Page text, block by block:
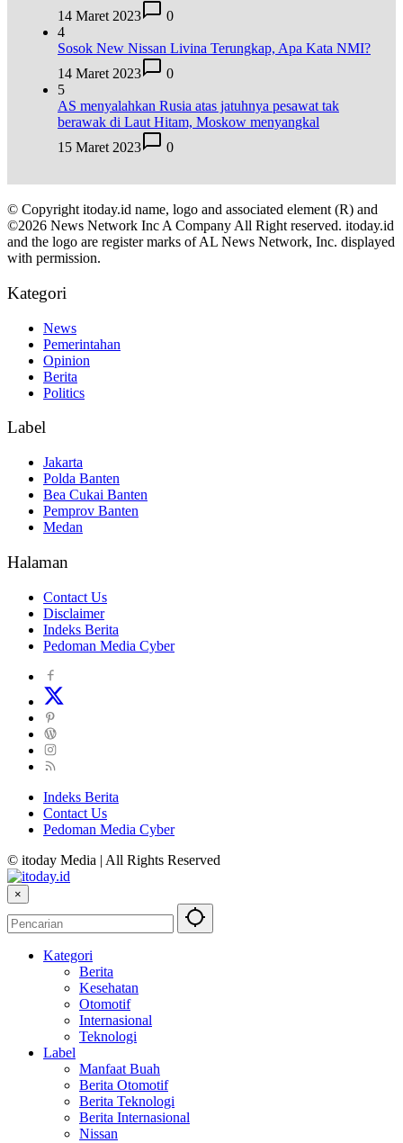
14 Maret 2023
0
4
Sosok New Nissan Livina Terungkap, Apa Kata NMI?
14 Maret 2023
0
5
AS menyalahkan Rusia atas jatuhnya pesawat tak
berawak di Laut Hitam, Moskow menyangkal
15 Maret 2023
0
© Copyright itoday.id name, logo and associated element (R) and
©2026 News Network Inc A Company All Right reserved. itoday.id
and the logo are register marks of AL News Network, Inc. displayed
with permission.
Kategori
News
Pemerintahan
Opinion
Berita
Politics
Label
Jakarta
Polda Banten
Bea Cukai Banten
Pemprov Banten
Medan
Halaman
Contact Us
Disclaimer
Indeks Berita
Pedoman Media Cyber
Indeks Berita
Contact Us
Pedoman Media Cyber
© itoday Media | All Rights Reserved
×
Kategori
Berita
Kesehatan
Otomotif
Internasional
Teknologi
Label
Manfaat Buah
Berita Otomotif
Berita Teknologi
Berita Internasional
Nissan